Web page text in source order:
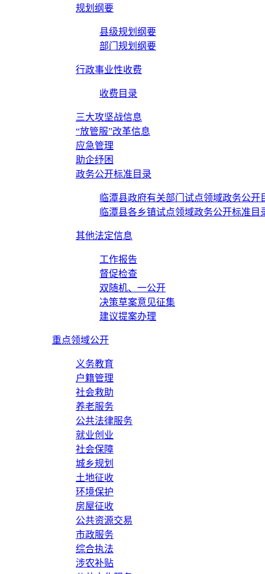
规划纲要
县级规划纲要
部门规划纲要
行政事业性收费
收费目录
三大攻坚战信息
“放管服”改革信息
应急管理
助企纾困
政务公开标准目录
临潭县政府有关部门试点领域政务公开
临潭县各乡镇试点领域政务公开标准目
其他法定信息
工作报告
督促检查
双随机、一公开
决策草案意见征集
建议提案办理
重点领域公开
义务教育
户籍管理
社会救助
养老服务
公共法律服务
就业创业
社会保障
城乡规划
土地征收
环境保护
房屋征收
公共资源交易
市政服务
综合执法
涉农补贴